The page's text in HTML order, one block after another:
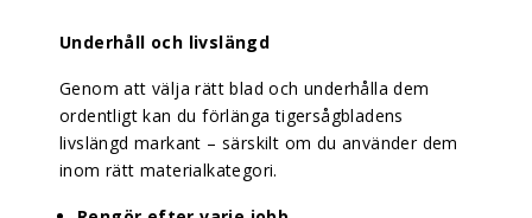
Underhåll och livslängd
Genom att välja rätt blad och underhålla dem
ordentligt kan du förlänga tigersågbladens
livslängd markant – särskilt om du använder dem
inom rätt materialkategori.